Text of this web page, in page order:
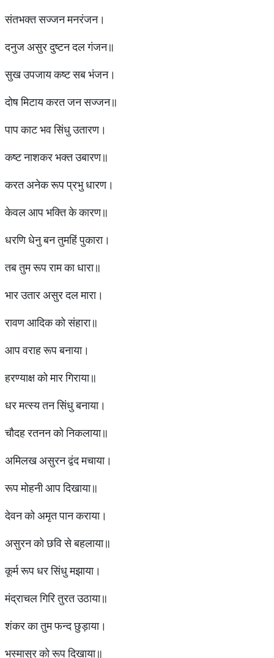
संतभक्त सज्जन मनरंजन।
दनुज असुर दुष्टन दल गंजन॥
सुख उपजाय कष्ट सब भंजन।
दोष मिटाय करत जन सज्जन॥
पाप काट भव सिंधु उतारण।
कष्ट नाशकर भक्त उबारण॥
करत अनेक रूप प्रभु धारण।
केवल आप भक्ति के कारण॥
धरणि धेनु बन तुमहिं पुकारा।
तब तुम रूप राम का धारा॥
भार उतार असुर दल मारा।
रावण आदिक को संहारा॥
आप वराह रूप बनाया।
हरण्याक्ष को मार गिराया॥
धर मत्स्य तन सिंधु बनाया।
चौदह रतनन को निकलाया॥
अमिलख असुरन द्वंद मचाया।
रूप मोहनी आप दिखाया॥
देवन को अमृत पान कराया।
असुरन को छवि से बहलाया॥
कूर्म रूप धर सिंधु मझाया।
मंद्राचल गिरि तुरत उठाया॥
शंकर का तुम फन्द छुड़ाया।
भस्मासुर को रूप दिखाया॥